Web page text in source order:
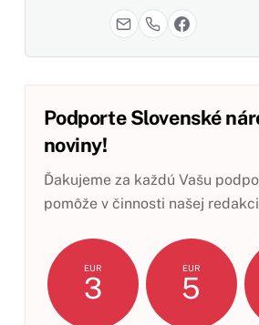
Podporte Slovenské
noviny!
Ďakujeme za každú Vašu
pomôže v činnosti našej
EUR
3
EUR
5